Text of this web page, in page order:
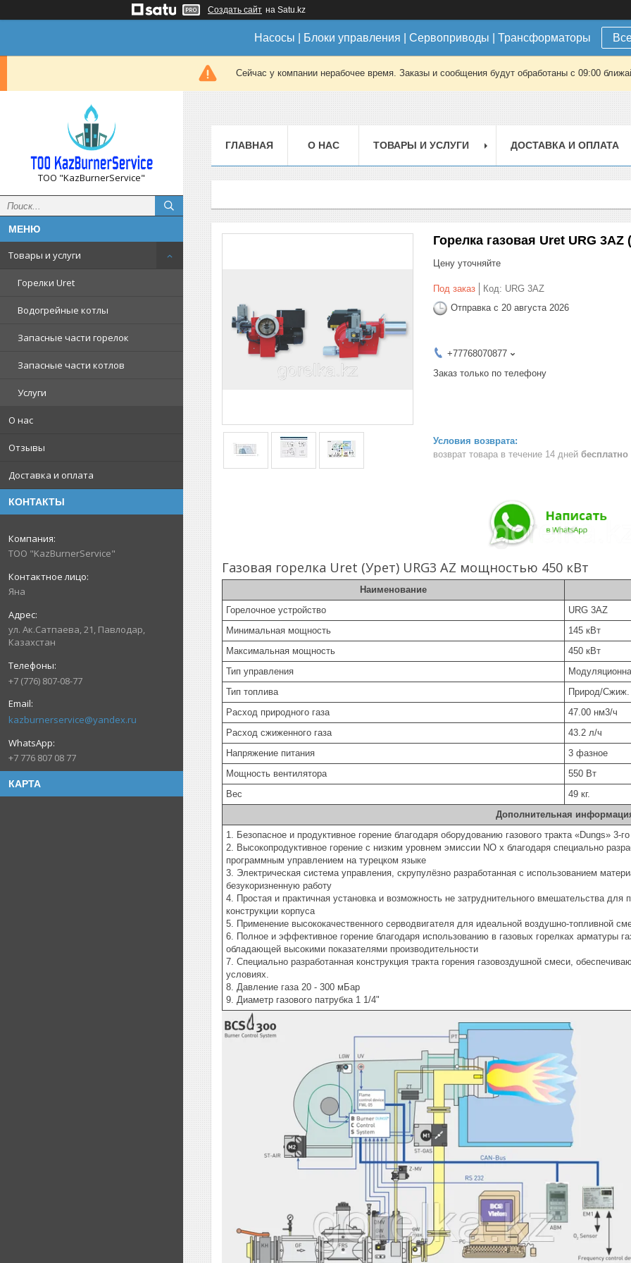
Создать сайт на Satu.kz
Насосы | Блоки управления | Сервоприводы | Трансформаторы
Сейчас у компании нерабочее время. Заказы и сообщения будут обработаны с 09:00
ТОО "KazBurnerService"
Товары и услуги
Горелки Uret
Водогрейные котлы
Запасные части горелок
Запасные части котлов
Услуги
О нас
Отзывы
Доставка и оплата
КОНТАКТЫ
ТОО "KazBurnerService"
Яна
ул. Ак.Сатпаева, 21, Павлодар,
Казахстан
+7 (776) 807-08-77
kazburnerservice@yandex.ru
+7 776 807 08 77
КАРТА
ГЛАВНАЯ О НАС ТОВАРЫ И УСЛУГИ ДОСТАВКА И ОПЛАТА
Горелка газовая Uret URG 3AZ
Цену уточняйте
Под заказ Код: URG 3AZ
Отправка с 20 августа 2026
+77768070877
Заказ только по телефону
возврат товара в течение 14 дней бесплатно
Газовая горелка Uret (Урет) URG3 AZ мощностью 450 кВт
Наименование
Горелочное устройство
URG 3AZ
Минимальная мощность
145 кВт
Максимальная мощность
450 кВт
Тип управления
Тип топлива
Природ/Сжиж.
Расход природного газа
47.00 нм3/ч
Расход сжиженного газа
43.2 л/ч
Напряжение питания
3 фазное
Мощность вентилятора
550 Вт
Вес
49 кг.
Дополнительная
1. Безопасное и продуктивное горение благодаря оборудованию газового тракта «Dungs» 3-
2. Высокопродуктивное горение с низким уровнем эмиссии NO x благодаря специально
программным управлением на турецком языке
3. Электрическая система управления, скрупулёзно разработанная с использованием
безукоризненную работу
4. Простая и практичная установка и возможность не затруднительного вмешательства
конструкции корпуса
5. Применение высококачественного серводвигателя для идеальной воздушно-топливной
6. Полное и эффективное горение благодаря использованию в газовых горелках арматуры
обладающей высокими показателями производительности
7. Специально разработанная конструкция тракта горения газовоздушной смеси,
условиях.
8. Давление газа 20 - 300 мБар
9. Диаметр газового патрубка 1 1/4"